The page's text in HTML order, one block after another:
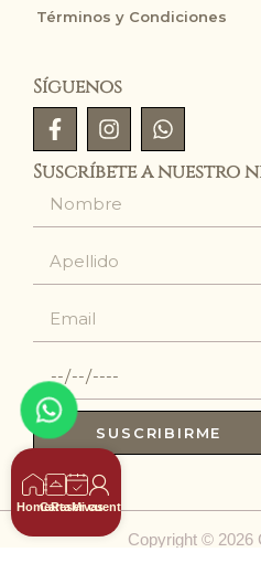
Términos y Condiciones
Síguenos
Suscríbete a nuestro
SUSCRIBIRME
Copyright © 2026
HomeCarta
Reservas
Mi cuenta